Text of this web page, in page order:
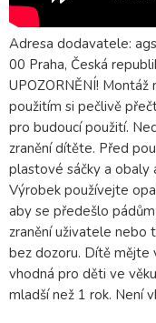
Adresa dodavatele:
00 Praha, Česká
UPOZORNĚNÍ!
použitím si pečlivě
pro budoucí použití.
zranění dítěte. Před
plastové sáčky a obaly
Výrobek používejte
aby se předešlo
zranění uživatele nebo
bez dozoru. Dítě mějte
vhodná pro děti ve
mladší než 1 rok. Není